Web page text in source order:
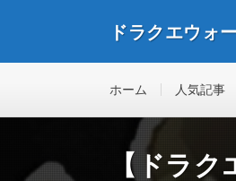
ドラクエウォ
ホーム 人気記事
【ドラ